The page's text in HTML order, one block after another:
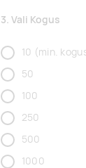
3. Vali Kogus
10 (min.
50
100
250
500
1000